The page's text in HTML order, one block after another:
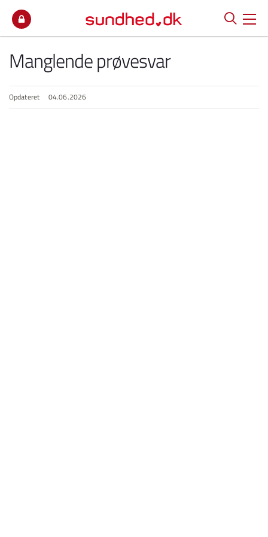
Manglende prøvesvar
Opdateret 04.06.2026